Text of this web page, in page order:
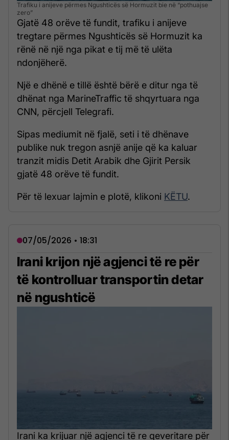
Trafiku i anijeve përmes Ngushticës së Hormuzit bie në “pothuajse
zero”
Gjatë 48 orëve të fundit, trafiku i anijeve
tregtare përmes Ngushticës së Hormuzit ka
rënë në një nga pikat e tij më të ulëta
ndonjëherë.
Një e dhënë e tillë është bërë e ditur nga të
dhënat nga MarineTraffic të shqyrtuara nga
CNN, përcjell Telegrafi.
Sipas mediumit në fjalë, seti i të dhënave
publike nuk tregon asnjë anije që ka kaluar
tranzit midis Detit Arabik dhe Gjirit Persik
gjatë 48 orëve të fundit.
Për të lexuar lajmin e plotë, klikoni KËTU.
07/05/2026 • 18:31
Irani krijon një agjenci të re për
të kontrolluar transportin detar
në ngushticë
Irani ka krijuar një agjenci të re qeveritare për